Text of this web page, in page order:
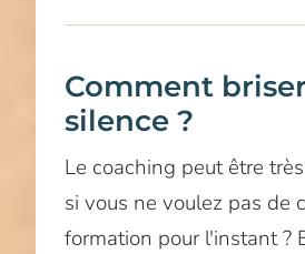
Comment
silence ?
Le coaching peut être
si vous ne voulez pas de
formation pour l'instant ?